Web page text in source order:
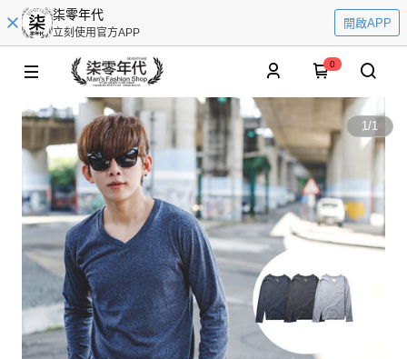
柒零年代
立刻使用官方APP
開啟APP
0
1/1